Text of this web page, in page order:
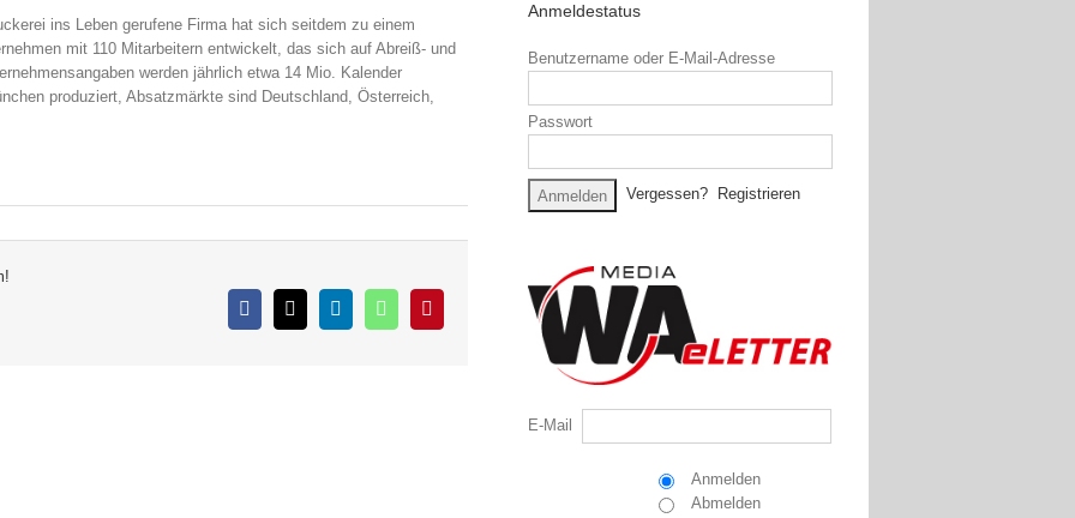
ins Leben gerufene Firma hat sich seitdem zu einem
mit 110 Mitarbeitern entwickelt, das sich auf Abreiß- und
werden jährlich etwa 14 Mio. Kalender
produziert, Absatzmärkte sind Deutschland, Österreich,
Facebook
X LinkedInWhatsAppPinterest
Anmeldestatus
Benutzername oder E-Mail-Adresse
Passwort
Vergessen? Registrieren
E-Mail
Anmelden
Abmelden